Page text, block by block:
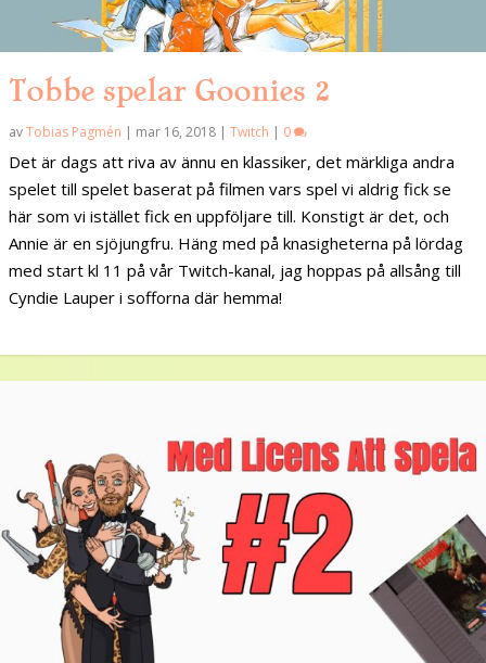
Tobbe spelar Goonies 2
avTobias Pagmén | mar 16, 2018 | Twitch | 0
Det är dags att riva av ännu en klassiker, det märkliga andra
spelet till spelet baserat på filmen vars spel vi aldrig fick se
här som vi istället fick en uppföljare till. Konstigt är det, och
Annie är en sjöjungfru. Häng med på knasigheterna på lördag
med start kl 11 på vår Twitch-kanal, jag hoppas på allsång till
Cyndie Lauper i sofforna där hemma!